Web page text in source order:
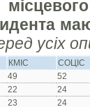
усіх
КМІС
СОЦІС
49
52
22
24
23
24